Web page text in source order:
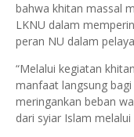
bahwa khitan massal
LKNU dalam
peran NU dalam
“Melalui kegiatan
manfaat langsung
meringankan beban
dari syiar Islam